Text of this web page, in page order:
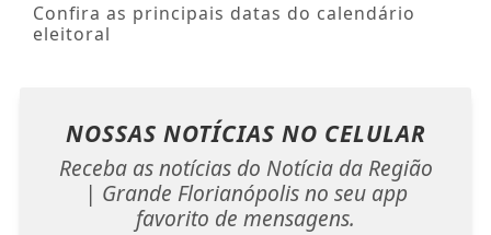
Confira as principais datas do calendário
eleitoral
NOSSAS NOTÍCIAS NO CELULAR
Receba as notícias do Notícia da Região
| Grande Florianópolis no seu app
favorito de mensagens.